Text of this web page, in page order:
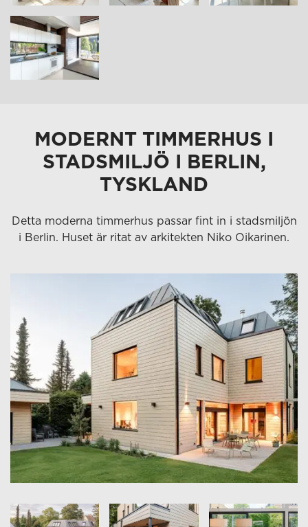
MODERNT TIMMERHUS I
STADSMILJÖ I BERLIN,
TYSKLAND
Detta moderna timmerhus passar fint in i stadsmiljön
i Berlin. Huset är ritat av arkitekten Niko Oikarinen.